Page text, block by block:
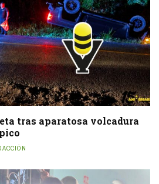
tras aparatosa volcadura